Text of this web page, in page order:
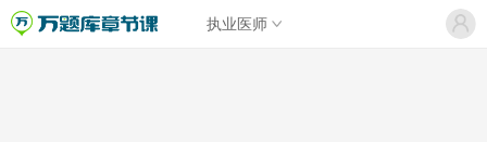
执业医师